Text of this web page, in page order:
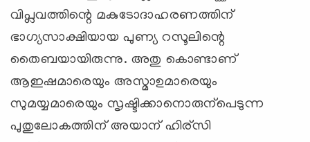
വിപ്ലവത്തിന്റെ മകുടോദാഹരണത്തിന്
ഭാഗ്യസാക്ഷിയായ പുണ്യ റസൂലിന്റെ
തൈബയായിരുന്നു. അതു കൊണ്ടാണ്
ആഇഷമാരെയും അസ്മാഉമാരെയും
സുമയ്യമാരെയും സൃഷ്ടിക്കാനൊരുന്പെടുന്ന
പുതുലോകത്തിന് അയാന് ഹിര്സി